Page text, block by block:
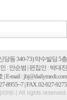
당동 340-73) 약수빌딩 5층
: 안순범 | 편집인 : 박대진
E-mail : jhj@dailymedi.com
8955~7 | FAX .02-927-9275
메디 All rights reserved.